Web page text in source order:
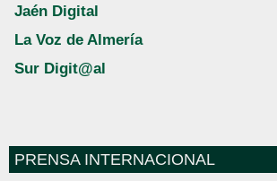
Jaén Digital
La Voz de Almería
Sur Digit@al
PRENSA INTERNACIONAL